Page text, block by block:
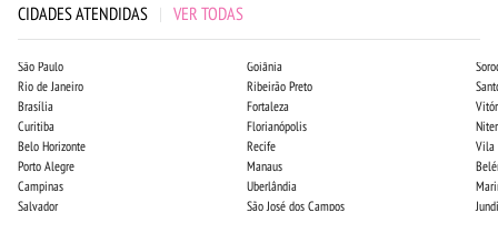
CIDADES ATENDIDAS | VER TODAS
São Paulo
Rio de Janeiro
Brasília
Curitiba
Belo Horizonte
Porto Alegre
Campinas
Salvador
Goiânia
Ribeirão Preto
Fortaleza
Florianópolis
Recife
Manaus
Uberlândia
São José dos Campos
Vila